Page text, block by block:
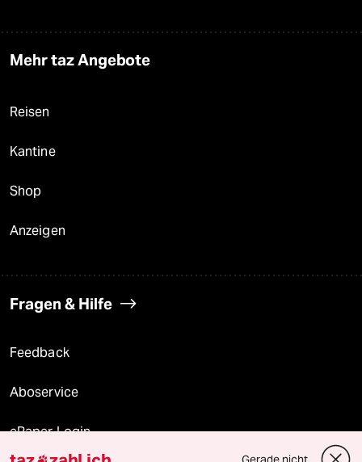
Mehr taz Angebote
Reisen
Kantine
Shop
Anzeigen
Fragen & Hilfe
Feedback
Aboservice
ePaper Login